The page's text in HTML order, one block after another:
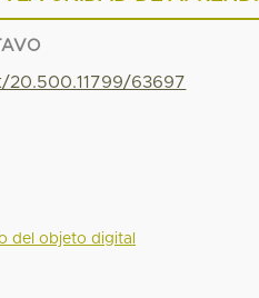
20.500.11799/63697
del objeto digital